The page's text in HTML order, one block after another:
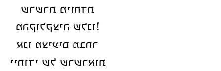
שרשרת מיוחדת
מהקולקציה שלנו!
אנו מציעים מבחר
ייחודי של שרשראות